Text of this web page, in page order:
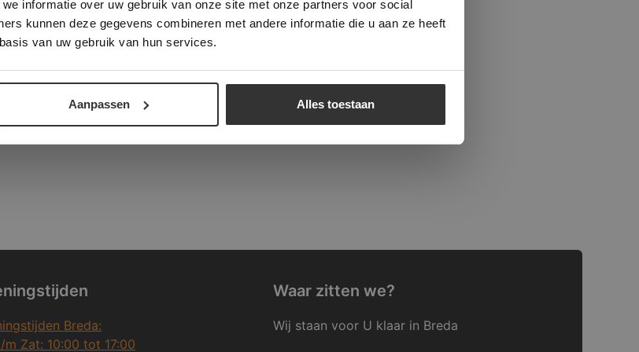
informatie over uw gebruik van onze site met onze partners voor social
kunnen deze gegevens combineren met andere informatie die u aan ze heeft
van uw gebruik van hun services.
Aanpassen Alles toestaan
Breda:
m Zat: 10:00 tot 17:00
Waar zitten we?
Wij staan voor U klaar in Breda
ACCEPTEREN ALLES AFWIJZEN